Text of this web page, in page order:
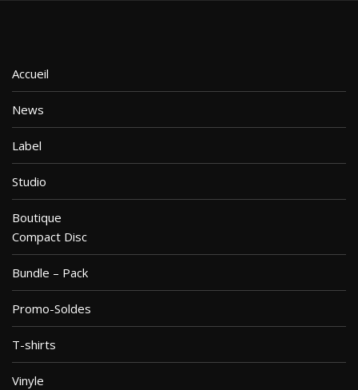
Accueil
News
Label
Studio
Boutique
Compact Disc
Bundle – Pack
Promo-Soldes
T-shirts
Vinyle